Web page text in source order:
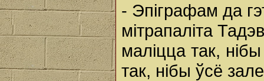
- Эпіграфам да
мітрапаліта
маліцца так,
так, нібы ўсё